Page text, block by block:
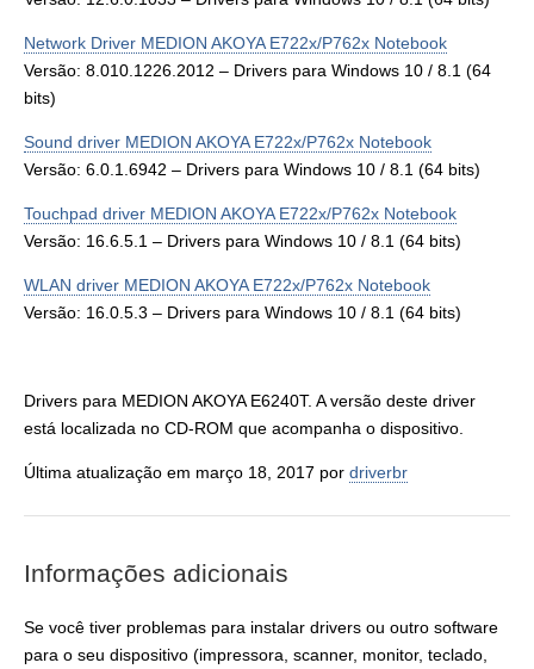
Network Driver MEDION AKOYA E722x/P762x Notebook
Versão: 8.010.1226.2012 – Drivers para Windows 10 / 8.1 (64
bits)
Sound driver MEDION AKOYA E722x/P762x Notebook
Versão: 6.0.1.6942 – Drivers para Windows 10 / 8.1 (64 bits)
Touchpad driver MEDION AKOYA E722x/P762x Notebook
Versão: 16.6.5.1 – Drivers para Windows 10 / 8.1 (64 bits)
WLAN driver MEDION AKOYA E722x/P762x Notebook
Versão: 16.0.5.3 – Drivers para Windows 10 / 8.1 (64 bits)
Drivers para MEDION AKOYA E6240T. A versão deste driver
está localizada no CD-ROM que acompanha o dispositivo.
Última atualização em março 18, 2017 por driverbr
Informações adicionais
Se você tiver problemas para instalar drivers ou outro software
para o seu dispositivo (impressora, scanner, monitor, teclado,